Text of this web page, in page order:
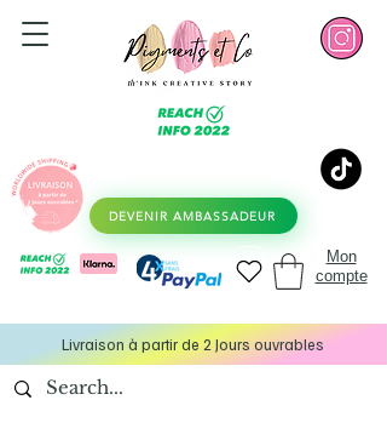
DEVENIR AMBASSADEUR
Mon
compte
Livraison à partir de 2 Jours ouvrables